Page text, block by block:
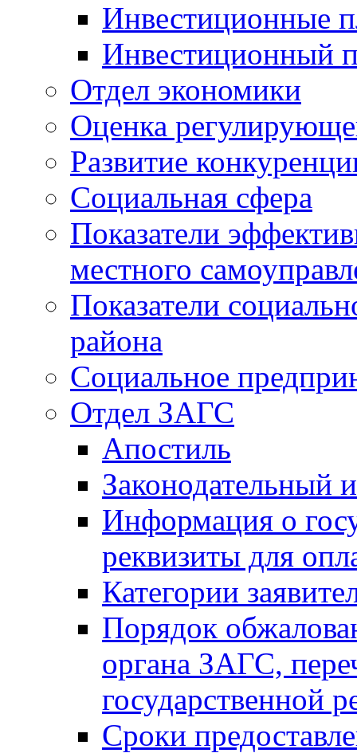
Инвестиционные
Инвестиционный
Отдел экономики
Оценка
Развитие
Социальная сфера
Показатели
местного
Показатели
района
Социальное
Отдел ЗАГС
Апостиль
Законодательный
Информация о
реквизиты для
Категории
Порядок
органа ЗАГС,
государственной
Сроки